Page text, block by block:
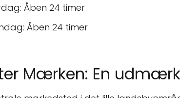
Åben 24 timer
Åben 24 timer
Mærken: En